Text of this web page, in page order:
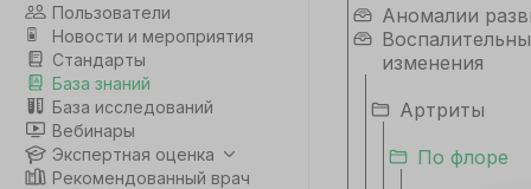
Пользователи
Новости и мероприятия
Стандарты
База знаний
База исследований
Вебинары
Экспертная оценка
Рекомендованный врач
Аномалии
изменения
Артриты
По флоре